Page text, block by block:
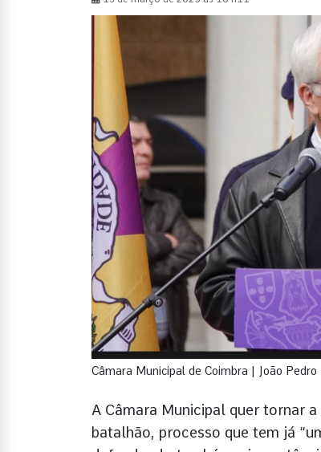
Câmara Municipal de Coimbra | João Pedro
A Câmara Municipal quer tornar
batalhão, processo que tem já